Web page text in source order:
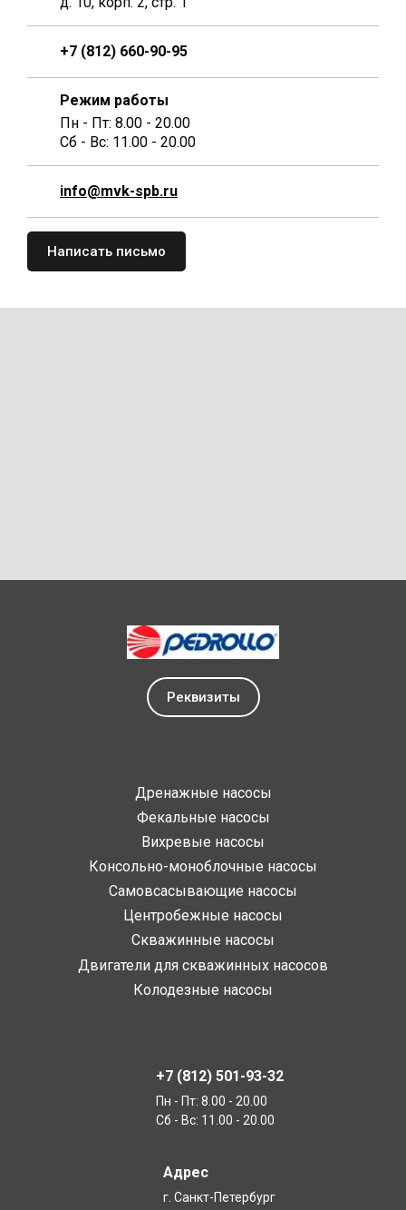
+7 (812) 660-90-95
Режим работы
Пн - Пт: 8.00 - 20.00
Сб - Вс: 11.00 - 20.00
info@mvk-spb.ru
Написать письмо
Реквизиты
Дренажные насосы
Фекальные насосы
Вихревые насосы
Консольно-моноблочные насосы
Самовсасывающие насосы
Центробежные насосы
Скважинные насосы
Двигатели для скважинных насосов
Колодезные насосы
+7 (812) 501-93-32
Пн - Пт: 8.00 - 20.00
Сб - Вс: 11.00 - 20.00
Адрес
г. Санкт-Петербург